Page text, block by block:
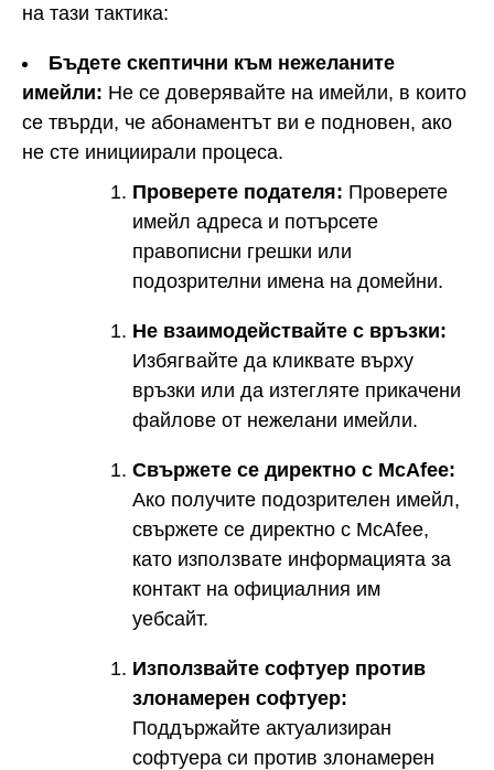
на тази тактика:
Бъдете скептични към нежеланите
имейли: Не се доверявайте на имейли, в които
се твърди, че абонаментът ви е подновен, ако
не сте инициирали процеса.
Проверете подателя: Проверете
имейл адреса и потърсете
правописни грешки или
подозрителни имена на домейни.
Не взаимодействайте с връзки:
Избягвайте да кликвате върху
връзки или да изтегляте прикачени
файлове от нежелани имейли.
Свържете се директно с McAfee:
Ако получите подозрителен имейл,
свържете се директно с McAfee,
като използвате информацията за
контакт на официалния им
уебсайт.
Използвайте софтуер против
злонамерен софтуер:
Поддържайте актуализиран
софтуера си против злонамерен